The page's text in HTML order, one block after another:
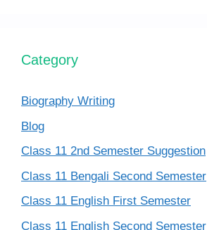
Category
Biography Writing
Blog
Class 11 2nd Semester Suggestion
Class 11 Bengali Second Semester
Class 11 English First Semester
Class 11 English Second Semester